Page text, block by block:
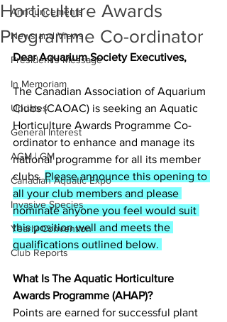
Announcements
News and Views
President's Message
In Memoriam
Updates
General Interest
AGM | GM
Canadian Aquatic Expo
Invasive Species
Yearly Convention
Club Reports
Horticulture Awards
Programme Co-ordinator
Dear Aquarium Society Executives,
The Canadian Association of Aquarium
Clubs (CAOAC) is seeking an Aquatic
Horticulture Awards Programme Co-
ordinator to enhance and manage its
national programme for all its member
clubs. Please announce this opening to
all your club members and please
nominate anyone you feel would suit
this position well and meets the
qualifications outlined below.
What Is The Aquatic Horticulture
Awards Programme (AHAP)?
Points are earned for successful plant